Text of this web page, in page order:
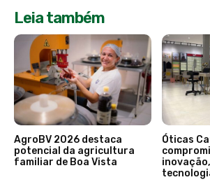
Leia também
AgroBV 2026 destaca
potencial da agricultura
familiar de Boa Vista
Óticas